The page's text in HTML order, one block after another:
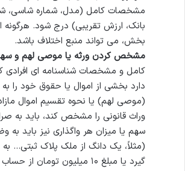
مشخصات کامل (مدل، شماره شاسی،
بانک، ارزش تقریبی) درج شود. هرگونه
بخش، می تواند منبع اختلاف باشد.
مشخص کردن ورثه یا موصی لهم و
کامل و مشخصات شناسنامه ای
دارد بخشی از اموال یا حقوق خود را به
(موصی لهم) یا نحوه تقسیم اموال
وراث قانونی را مشخص کند، باید به
سهم یا میزان هر واگذاری نیز باید به
(مثلاً، یک دانگ از ملک پلاک ثبتی…
گیرد یا مبلغ ۱۰ میلیون تومان